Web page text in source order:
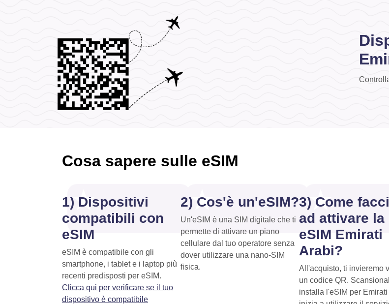
Cosa sapere sulle eSIM
1) Dispositivi
compatibili con
eSIM
eSIM è compatibile con gli
smartphone, i tablet e i laptop più
recenti predisposti per eSIM.
Clicca qui per verificare se il tuo
dispositivo è compatibile
2) Cos'è un'eSIM?
Un'eSIM è una SIM digitale che ti
permette di attivare un piano
cellulare dal tuo operatore senza
dover utilizzare una nano-SIM
fisica.
3) Come
ad attivare la
eSIM Emirati
Arabi?
All'acquisto, ti invieremo
un codice QR.
installa l'eSIM per Emirati